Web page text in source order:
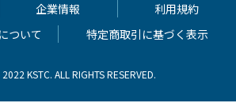
企業情報
利用規約
ついて
特定商取引に基づく表示
KSTC. ALL RIGHTS RESERVED.